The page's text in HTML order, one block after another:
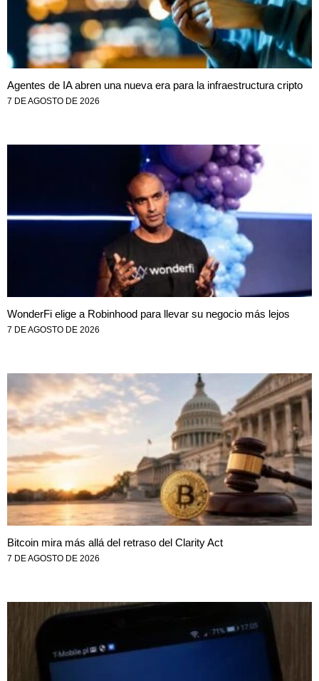
Agentes de IA abren una nueva era para la infraestructura cripto
7 DE AGOSTO DE 2026
WonderFi elige a Robinhood para llevar su negocio más lejos
7 DE AGOSTO DE 2026
Bitcoin mira más allá del retraso del Clarity Act
7 DE AGOSTO DE 2026